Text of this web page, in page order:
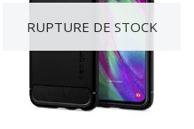
RUPTURE DE STOCK